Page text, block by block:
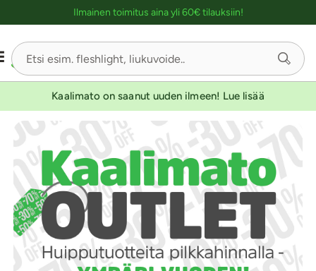
Ilmainen toimitus aina yli 60€ tilauksiin!
Kaalimato on saanut uuden ilmeen! Lue lisää